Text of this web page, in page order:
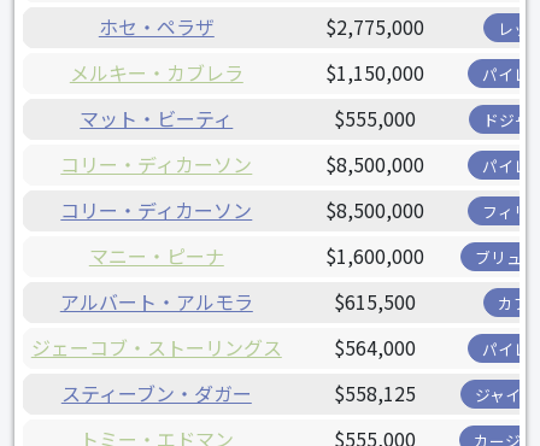
ホセ・ペラザ $2,775,000 レッ
メルキー・カブレラ $1,150,000 パイレ
マット・ビーティ $555,000 ドジャ
コリー・ディカーソン $8,500,000 パイレ
コリー・ディカーソン $8,500,000 フィリ
マニー・ピーナ $1,600,000 ブリュ
アルバート・アルモラ $615,500 カブ
ジェーコブ・ストーリングス $564,000 パイレ
スティーブン・ダガー $558,125 ジャイ
トミー・エドマン $555,000 カージ